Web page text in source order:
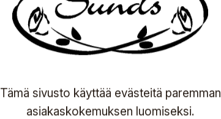
Tämä sivusto käyttää evästeitä paremman
asiakaskokemuksen luomiseksi.